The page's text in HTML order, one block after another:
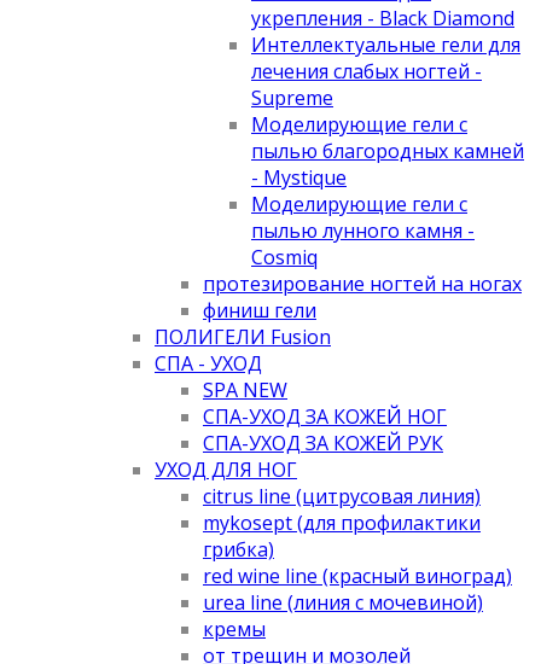
укрепления - Black Diamond
Интеллектуальные гели для
лечения слабых ногтей -
Supreme
Моделирующие гели с
пылью благородных камней
- Mystique
Моделирующие гели с
пылью лунного камня -
Cosmiq
протезирование ногтей на ногах
финиш гели
ПОЛИГЕЛИ Fusion
СПА - УХОД
SPA NEW
СПА-УХОД ЗА КОЖЕЙ НОГ
СПА-УХОД ЗА КОЖЕЙ РУК
УХОД ДЛЯ НОГ
citrus line (цитрусовая линия)
mykosept (для профилактики
грибка)
red wine line (красный виноград)
urea line (линия с мочевиной)
кремы
от трещин и мозолей